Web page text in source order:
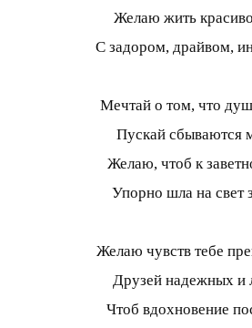
Желаю жить
С задором, драйвом,
Мечтай о том, что
Пускай сбываются
Желаю, чтоб к
Упорно шла на свет
Желаю чувств тебе
Друзей надежных и
Чтоб вдохновение